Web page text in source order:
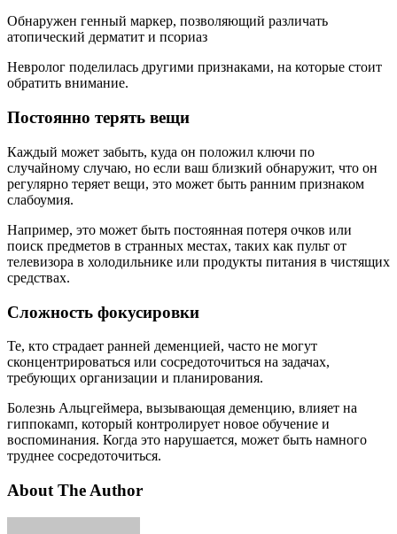
Обнаружен генный маркер, позволяющий различать
атопический дерматит и псориаз
Невролог поделилась другими признаками, на которые стоит
обратить внимание.
Постоянно терять вещи
Каждый может забыть, куда он положил ключи по
случайному случаю, но если ваш близкий обнаружит, что он
регулярно теряет вещи, это может быть ранним признаком
слабоумия.
Например, это может быть постоянная потеря очков или
поиск предметов в странных местах, таких как пульт от
телевизора в холодильнике или продукты питания в чистящих
средствах.
Сложность фокусировки
Те, кто страдает ранней деменцией, часто не могут
сконцентрироваться или сосредоточиться на задачах,
требующих организации и планирования.
Болезнь Альцгеймера, вызывающая деменцию, влияет на
гиппокамп, который контролирует новое обучение и
воспоминания. Когда это нарушается, может быть намного
труднее сосредоточиться.
About The Author